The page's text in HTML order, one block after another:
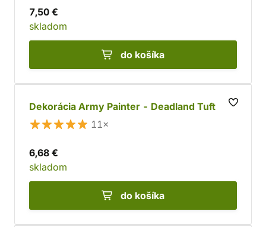
7,50 €
skladom
do košíka
Dekorácia Army Painter - Deadland Tuft
11×
6,68 €
skladom
do košíka